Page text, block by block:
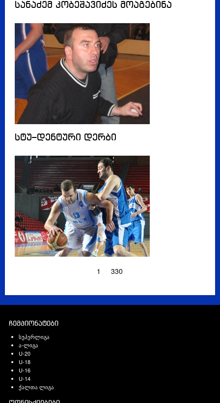
სანაძემ კობეშავიძეს მოაგებინა
სტუ–დენტური დერბი
1 330
ჩემპიონატები
სუპერლიგა
ა-ლიგა
U-20
U-18
U-16
U-14
ქალთა ლიგა